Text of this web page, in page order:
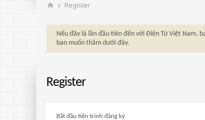
Register
Nếu đây là lần đầu tiên đến với Điện Tử Việt Nam,
bạn muốn thăm dưới đây.
Register
Bắt đầu tiến trình đăng ký